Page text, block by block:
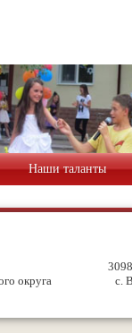
Наши таланты
округа
с.